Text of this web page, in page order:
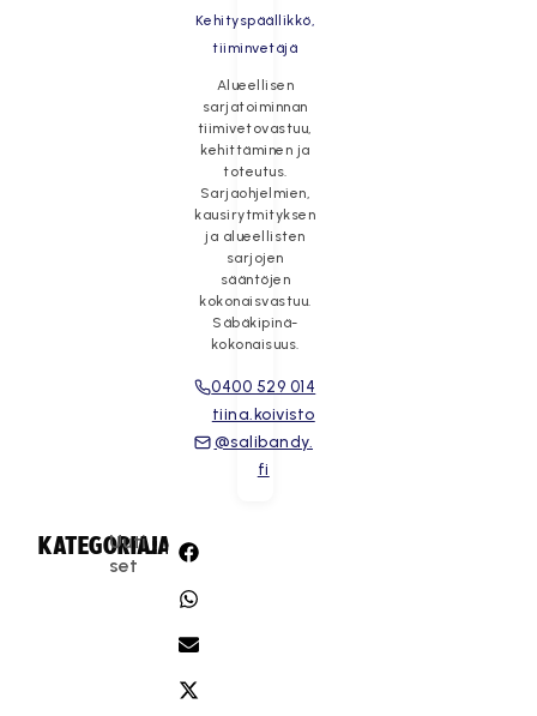
Kehityspäällikkö,
tiiminvetäjä
Alueellisen
sarjatoiminnan
tiimivetovastuu,
kehittäminen ja
toteutus.
Sarjaohjelmien,
kausirytmityksen
ja alueellisten
sarjojen
sääntöjen
kokonaisvastuu.
Säbäkipinä-
kokonaisuus.
0400 529 014
tiina.koivisto
@salibandy.
fi
KATEGORIA:
Uuti
set
JAA: